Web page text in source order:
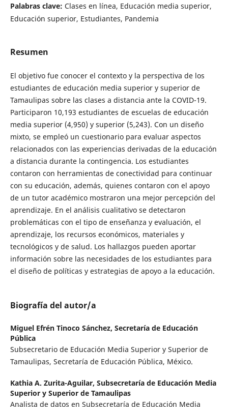
Palabras clave: Clases en línea, Educación media superior,
Educación superior, Estudiantes, Pandemia
Resumen
El objetivo fue conocer el contexto y la perspectiva de los
estudiantes de educación media superior y superior de
Tamaulipas sobre las clases a distancia ante la COVID-19.
Participaron 10,193 estudiantes de escuelas de educación
media superior (4,950) y superior (5,243). Con un diseño
mixto, se empleó un cuestionario para evaluar aspectos
relacionados con las experiencias derivadas de la educación
a distancia durante la contingencia. Los estudiantes
contaron con herramientas de conectividad para continuar
con su educación, además, quienes contaron con el apoyo
de un tutor académico mostraron una mejor percepción del
aprendizaje. En el análisis cualitativo se detectaron
problemáticas con el tipo de enseñanza y evaluación, el
aprendizaje, los recursos económicos, materiales y
tecnológicos y de salud. Los hallazgos pueden aportar
información sobre las necesidades de los estudiantes para
el diseño de políticas y estrategias de apoyo a la educación.
Biografía del autor/a
Miguel Efrén Tinoco Sánchez, Secretaría de Educación
Pública
Subsecretario de Educación Media Superior y Superior de
Tamaulipas, Secretaría de Educación Pública, México.
Kathia A. Zurita-Aguilar, Subsecretaría de Educación Media
Superior y Superior de Tamaulipas
Analista de datos en Subsecretaría de Educación Media